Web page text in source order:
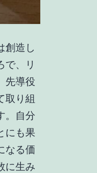
創造し
で、リ
先導役
取り組
。自分
にも果
なる価
に生み